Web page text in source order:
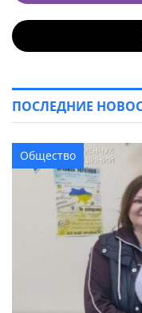
ПОСЛЕДНИЕ
Общество